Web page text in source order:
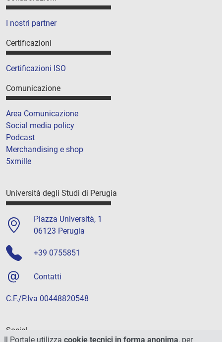
I nostri partner
Certificazioni
Certificazioni ISO
Comunicazione
Area Comunicazione
Social media policy
Podcast
Merchandising e shop
5xmille
Università degli Studi di Perugia
Piazza Università, 1
06123 Perugia
+39 0755851
Contatti
C.F./P.Iva 00448820548
Social
Il Portale utilizza cookie tecnici in forma anonima, per